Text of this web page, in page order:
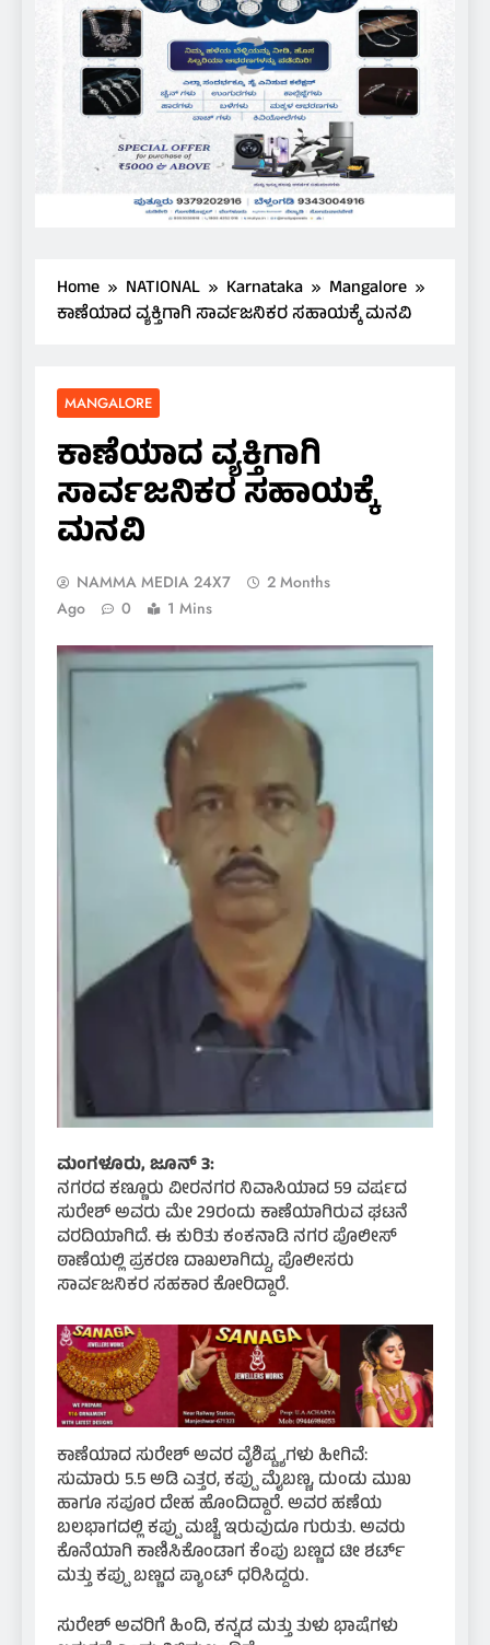
Home NATIONAL Karnataka
Mangalore
ಕಾಣೆಯಾದ ವ್ಯಕ್ತಿಗಾಗಿ ಸಾರ್ವಜನಿಕರ ಸಹಾಯಕ್ಕೆ ಮನವಿ
MANGALORE
ಕಾಣೆಯಾದ ವ್ಯಕ್ತಿಗಾಗಿ
ಸಾರ್ವಜನಿಕರ ಸಹಾಯಕ್ಕೆ
ಮನವಿ
NAMMA MEDIA 24X7
2 Months
Ago
0 1 Mins
ಮಂಗಳೂರು, ಜೂನ್ 3:
ನಗರದ ಕಣ್ಣೂರು ವೀರನಗರ ನಿವಾಸಿಯಾದ 59 ವರ್ಷದ
ಸುರೇಶ್ ಅವರು ಮೇ 29ರಂದು ಕಾಣೆಯಾಗಿರುವ ಘಟನೆ
ವರದಿಯಾಗಿದೆ. ಈ ಕುರಿತು ಕಂಕನಾಡಿ ನಗರ ಪೊಲೀಸ್
ಠಾಣೆಯಲ್ಲಿ ಪ್ರಕರಣ ದಾಖಲಾಗಿದ್ದು, ಪೊಲೀಸರು
ಸಾರ್ವಜನಿಕರ ಸಹಕಾರ ಕೋರಿದ್ದಾರೆ.
ಕಾಣೆಯಾದ ಸುರೇಶ್ ಅವರ ವೈಶಿಷ್ಟ್ಯಗಳು ಹೀಗಿವೆ:
ಸುಮಾರು 5.5 ಅಡಿ ಎತ್ತರ, ಕಪ್ಪು ಮೈಬಣ್ಣ, ದುಂಡು ಮುಖ
ಹಾಗೂ ಸಪೂರ ದೇಹ ಹೊಂದಿದ್ದಾರೆ. ಅವರ ಹಣೆಯ
ಬಲಭಾಗದಲ್ಲಿ ಕಪ್ಪು ಮಚ್ಚೆ ಇರುವುದೂ ಗುರುತು. ಅವರು
ಕೊನೆಯಾಗಿ ಕಾಣಿಸಿಕೊಂಡಾಗ ಕೆಂಪು ಬಣ್ಣದ ಟೀ ಶರ್ಟ್
ಮತ್ತು ಕಪ್ಪು ಬಣ್ಣದ ಪ್ಯಾಂಟ್ ಧರಿಸಿದ್ದರು.
ಸುರೇಶ್ ಅವರಿಗೆ ಹಿಂದಿ, ಕನ್ನಡ ಮತ್ತು ತುಳು ಭಾಷೆಗಳು